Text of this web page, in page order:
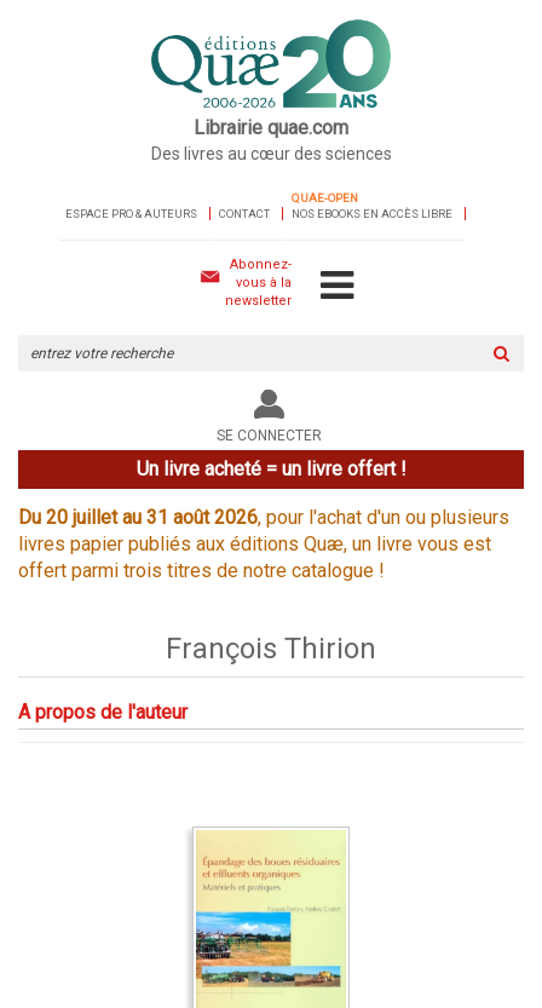
Librairie quae.com
Des livres au cœur des sciences
ESPACE PRO & AUTEURS CONTACT
QUAE-OPEN
NOS EBOOKS EN ACCÈS LIBRE
Abonnez-
vous à la
newsletter
le
site
SE CONNECTER
Un livre acheté = un livre offert !
Du 20 juillet au 31 août 2026, pour l'achat d'un ou plusieurs
livres papier publiés aux éditions Quæ, un livre vous est
offert parmi trois titres de notre catalogue !
François Thirion
A propos de l'auteur